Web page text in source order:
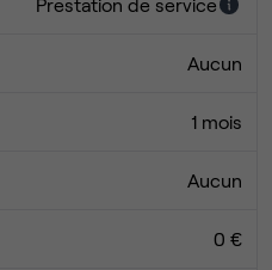
Prestation de service
Aucun
1 mois
Aucun
0 €